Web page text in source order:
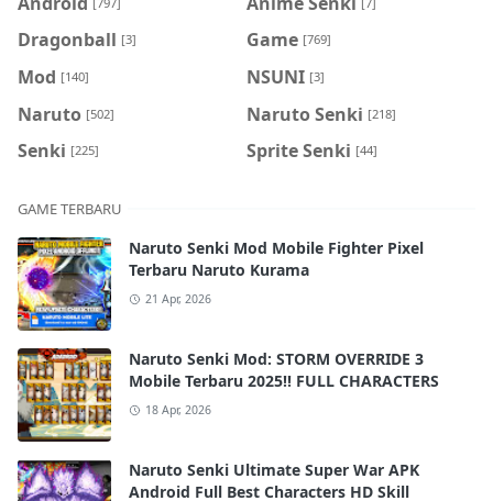
Dragonball [3] Game [769]
Mod [140] NSUNI [3]
Naruto [502] Naruto Senki [218]
Senki [225] Sprite Senki [44]
GAME TERBARU
Naruto Senki Mod Mobile Fighter Pixel
Terbaru Naruto Kurama
21 Apr, 2026
Naruto Senki Mod: STORM OVERRIDE 3
Mobile Terbaru 2025!! FULL CHARACTERS
18 Apr, 2026
Naruto Senki Ultimate Super War APK
Android Full Best Characters HD Skill